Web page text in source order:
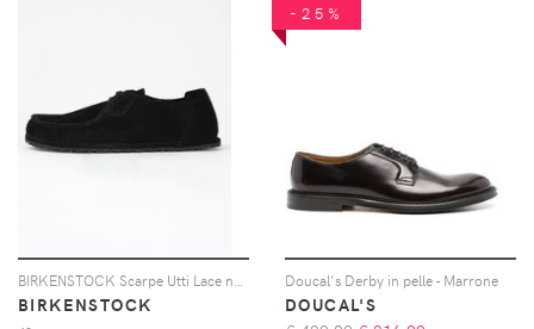
BIRKENSTOCK
-25%
Doucal's Derby in pelle - Marrone
DOUCAL'S